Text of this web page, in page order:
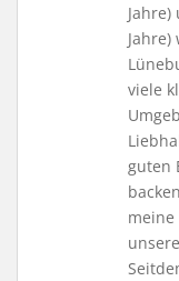
viele
guten
meine